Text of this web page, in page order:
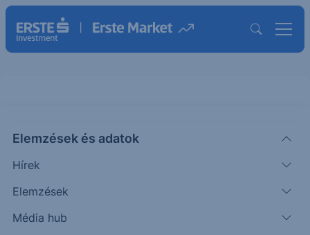
Elemzések és adatok
Hírek
Elemzések
Média hub
Történelmi csúcs: APPLE -